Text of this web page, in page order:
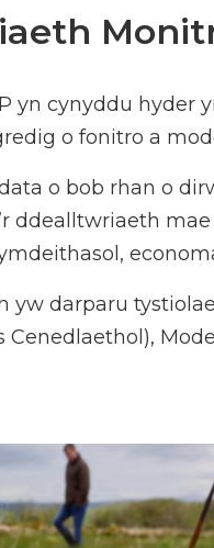
yn cynyddu hyder
o fonitro a
o bob rhan o
ddealltwriaeth
yw darparu
Cenedlaethol),